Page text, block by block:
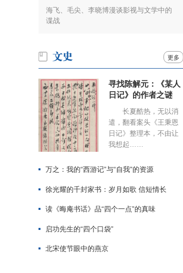
海飞、毛尖、李晓博漫谈影视与文学中的
谍战
更多
寻找陈解元：《某人
日记》的作者之谜
长夏酷热，无以消
遣，翻看案头《王秉恩
日记》整理本，不由让
我想起……
万之：我的“西游记”与“自我”的资源
徐光耀的千封家书：岁月如歌 信短情长
读《晦庵书话》品“四个一点”的真味
启功先生的“四个口袋”
北宋使节眼中的燕京